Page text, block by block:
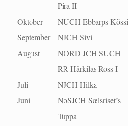
Pira II
Oktober NUCH Ebbarps Kössi
September
NJCH Sivi
August
NORD JCH SUCH
RR Härkilas Ross I
Juli
NJCH Hilka
Juni
NoSJCH Sælsriset’s
Tuppa